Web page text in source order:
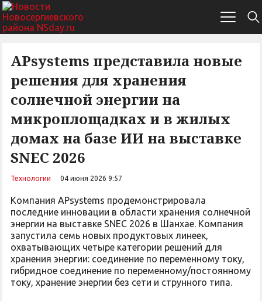
APsystems представила новые
решения для хранения
солнечной энергии на
микроплощадках и в жилых
домах на базе ИИ на выставке
SNEC 2026
Технологии 04 июня 2026 9:57
Компания APsystems продемонстрировала
последние инновации в области хранения солнечной
энергии на выставке SNEC 2026 в Шанхае. Компания
запустила семь новых продуктовых линеек,
охватывающих четыре категории решений для
хранения энергии: соединение по переменному току,
гибридное соединение по переменному/постоянному
току, хранение энергии без сети и струнного типа.